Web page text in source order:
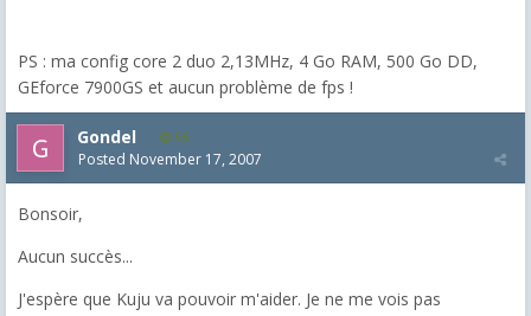
PS : ma config core 2 duo 2,13MHz, 4 Go RAM, 500 Go DD,
GEforce 7900GS et aucun problème de fps !
Gondel 56
Posted November 17, 2007
Bonsoir,
Aucun succès...
J'espère que Kuju va pouvoir m'aider. Je ne me vois pas